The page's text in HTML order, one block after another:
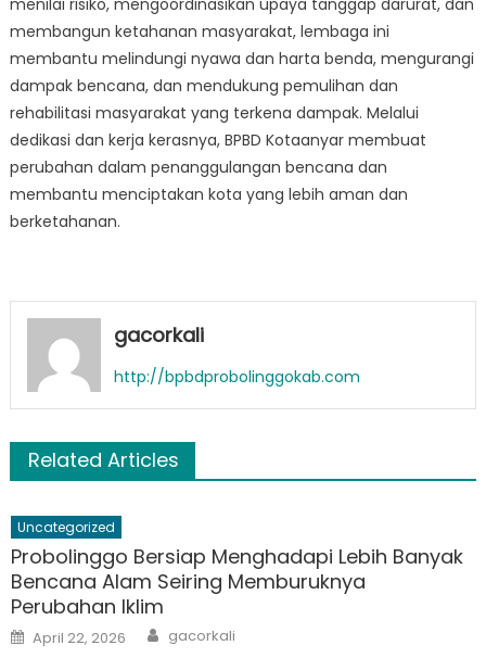
menilai risiko, mengoordinasikan upaya tanggap darurat, dan
membangun ketahanan masyarakat, lembaga ini
membantu melindungi nyawa dan harta benda, mengurangi
dampak bencana, dan mendukung pemulihan dan
rehabilitasi masyarakat yang terkena dampak. Melalui
dedikasi dan kerja kerasnya, BPBD Kotaanyar membuat
perubahan dalam penanggulangan bencana dan
membantu menciptakan kota yang lebih aman dan
berketahanan.
gacorkali
http://bpbdprobolinggokab.com
Related Articles
Uncategorized
Probolinggo Bersiap Menghadapi Lebih Banyak
Bencana Alam Seiring Memburuknya
Perubahan Iklim
Posted
on
April 22, 2026 Author
gacorkali